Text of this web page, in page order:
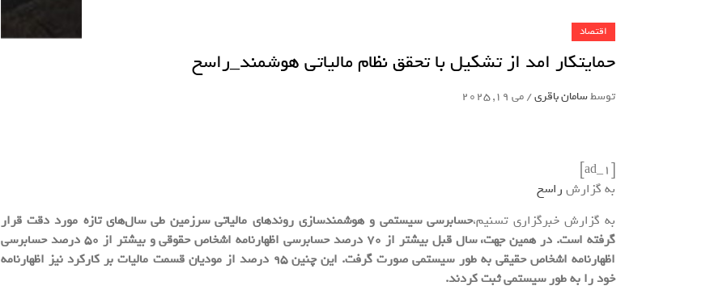
اقتصاد
حمایتکار امد از تشکیل با تحقق نظام مالیاتی هوشمند_راسخ
توسطسامان باقری/می 19, 2025
به گزارش راسخ
به گزارش خبرگزاری تسنیم،حسابرسی سیستمی و هوشمندسازی روندهای مالیاتی سرزمین طی سال‌های تازه مورد دقت قرار
گرفته است. در همین جهت، سال قبل بیشتر از 70 درصد حسابرسی اظهارنامه اشخاص حقوقی و بیشتر از 50 درصد حسابرسی
اظهارنامه اشخاص حقیقی به طور سیستمی صورت گرفت. این چنین 95 درصد از مودیان قسمت مالیات بر کارکرد نیز اظهارنامه
خود را به طور سیستمی ثبت کردند.